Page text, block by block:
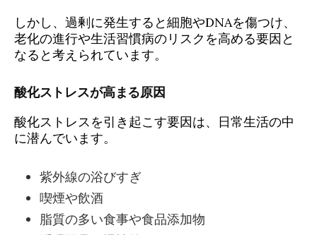
しかし、過剰に発生すると細胞やDNAを傷つけ、
老化の進行や生活習慣病のリスクを高める要因と
なると考えられています。
酸化ストレスが高まる原因
酸化ストレスを引き起こす要因は、日常生活の中
に潜んでいます。
紫外線の浴びすぎ
喫煙や飲酒
脂質の多い食事や食品添加物